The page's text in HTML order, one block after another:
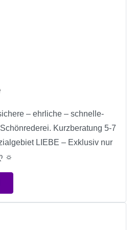
– ehrliche – schnelle-
Kurzberatung 5-7
LIEBE – Exklusiv nur
☼